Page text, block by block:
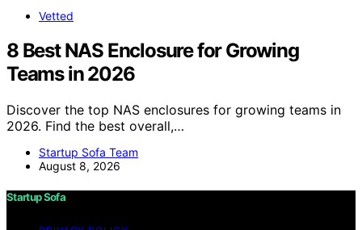
Vetted
8 Best NAS Enclosure for Growing
Teams in 2026
Discover the top NAS enclosures for growing teams in
2026. Find the best overall,…
Startup Sofa Team
August 8, 2026
Startup Sofa